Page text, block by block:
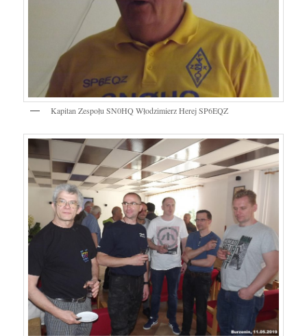
Kapitan Zespołu SN0HQ Włodzimierz Herej SP6EQZ